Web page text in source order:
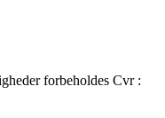
forbeholdes Cvr :